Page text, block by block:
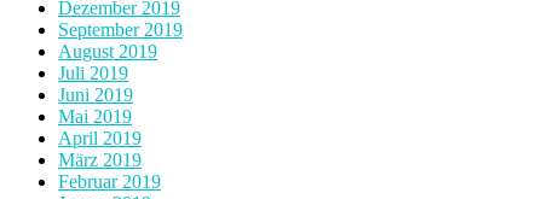
Dezember 2019
September 2019
August 2019
Juli 2019
Juni 2019
Mai 2019
April 2019
März 2019
Februar 2019